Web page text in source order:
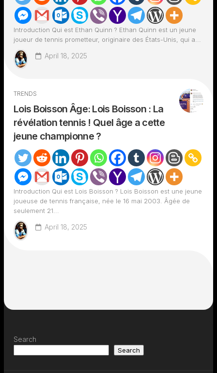
Introduction Qui est Ethan Quinn ? Ethan Quinn est un jeune
joueur de tennis prometteur, originaire des États-Unis, qui a...
April 18, 2025
TRENDS
Lois Boisson Âge: Lois Boisson : La
révélation tennis ! Quel âge a cette
jeune championne ?
Introduction Qui est Lois Boisson ? Lois Boisson est une jeune
joueuse de tennis française, née le 16 mai 2003. Âgée de
seulement 21...
April 18, 2025
Search
Search